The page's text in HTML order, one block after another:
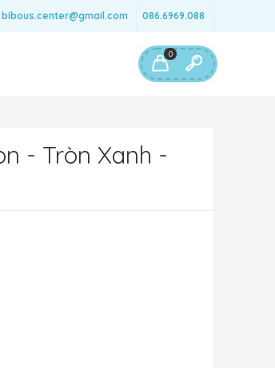
bibous.center@gmail.com 086.6969.088
0
- Tròn Xanh -